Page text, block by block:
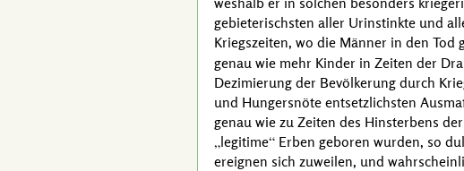
gebieterischsten aller Urinstinkte und
Kriegszeiten, wo die Männer in den Tod
genau wie mehr Kinder in Zeiten der
Dezimierung der Bevölkerung durch
und Hungersnöte entsetzlichsten
genau wie zu Zeiten des Hinsterbens
legitime Erben geboren wurden, so
ereignen sich zuweilen, und